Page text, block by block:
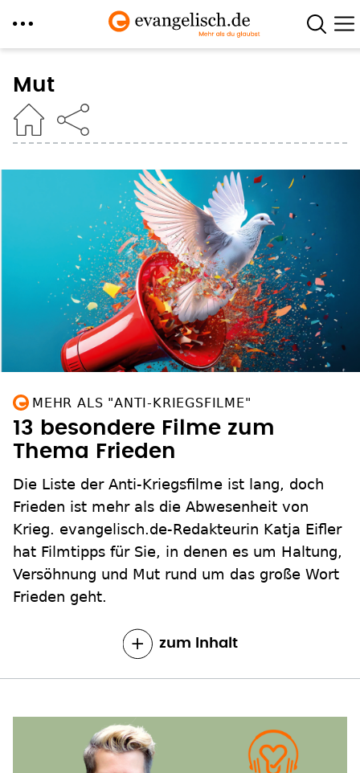
zum
Inhalt
Mut
MEHR ALS "ANTI-KRIEGSFILME"
13 besondere Filme zum
Thema Frieden
Die Liste der Anti-Kriegsfilme ist lang, doch
Frieden ist mehr als die Abwesenheit von
Krieg. evangelisch.de-Redakteurin Katja Eifler
hat Filmtipps für Sie, in denen es um Haltung,
Versöhnung und Mut rund um das große Wort
Frieden geht.
zum Inhalt